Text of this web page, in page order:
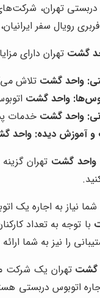
دربستی تهران،
رویال سفر
گشت تهران دارای
واحد گشت تلاش
واحد گشت
واحد گشت خدمات
و آموزش دیده: واحد
واحد گشت تهران
شما نیاز به اجاره یک
با توجه به تعداد
را نیز به شما
گشت تهران یک شرکت
اتوبوس دربستی